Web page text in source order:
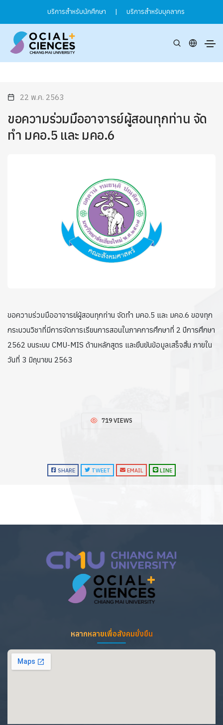
บริการสำหรับนักศึกษา | บริการสำหรับบุคลากร
22 พ.ค. 2563
ขอความร่วมมืออาจารย์ผู้สอนทุกท่าน จัด
ทำ มคอ.5 และ มคอ.6
ขอความร่วมมืออาจารย์ผู้สอนทุกท่าน จัดทำ มคอ.5 และ มคอ.6 ของทุก
กระบวนวิชาที่มีการจัดการเรียนการสอนในภาคการศึกษาที่ 2 ปีการศึกษา
2562 บนระบบ CMU-MIS ด้านหลักสูตร และยืนยันข้อมูลเสร็จสิ้น ภายใน
วันที่ 3 มิถุนายน 2563
719 VIEWS
SHARE TWEET EMAIL LINE
หลากหลายเพื่อสังคมยั่งยืน